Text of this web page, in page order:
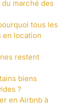
marché des
tous les
en location
restent
biens
?
en Airbnb à